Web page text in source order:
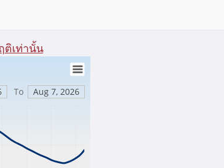
ติเท่านั้น
To Aug 7, 2026